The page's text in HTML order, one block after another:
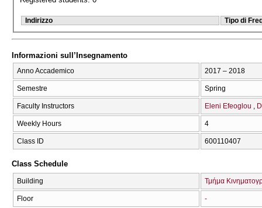
Indirizzo Tipo di
Informazioni sull’Insegnamento
Anno Accademico 2017 – 2018
Semestre Spring
Faculty Instructors Eleni Efeoglou
Weekly Hours 4
Class ID 600110407
Class Schedule
Building Τμήμα
Floor -